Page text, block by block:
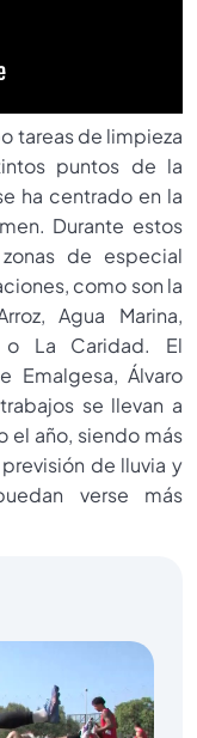
tareas de limpieza
puntos de la
ha centrado en la
Durante estos
de especial
como son la
Agua Marina,
o La Caridad. El
Emalgesa, Álvaro
se llevan a
el año, siendo más
de lluvia y
verse más